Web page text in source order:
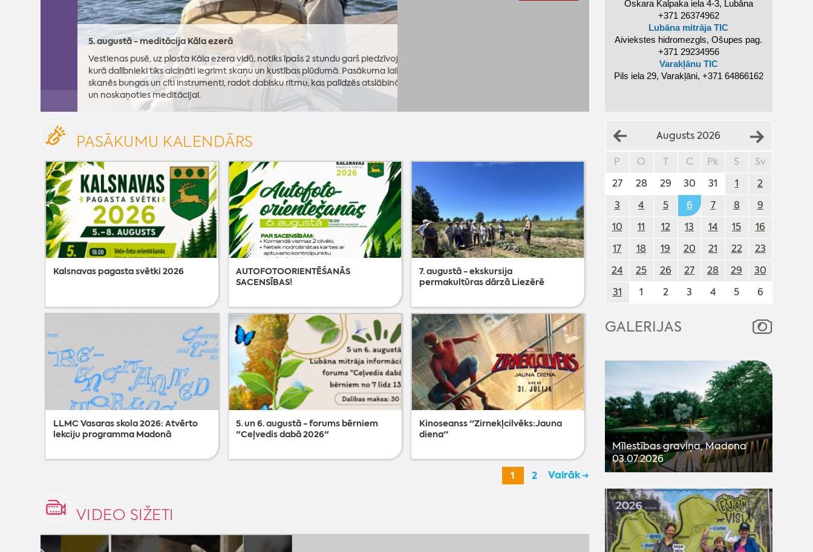
5. augustā - meditācija Kāla ezerā
Vestienas pusē, uz plosta Kāla ezera vidū, notiks īpašs 2 stundu garš piedzīvojums,
kurā dalībnieki tiks aicināti iegrimt skaņu un kustības plūdumā. Pasākuma laikā
skanēs bungas un citi instrumenti, radot dabisku ritmu, kas palīdzēs atslābināties
un noskaņoties meditācijai.
Oskara Kalpaka iela 4-3, Lubāna
+371 26374962
Lubāna mitrāja TIC
Aiviekstes hidromezgls, Ošupes pag.
+371 29234956
Varakļānu TIC
Pils iela 29, Varakļāni, +371 64866162
PASĀKUMU KALENDĀRS
Kalsnavas pagasta svētki 2026
LLMC Vasaras skola 2026: Atvērto
lekciju programma Madonā
AUTOFOTOORIENTĒŠANĀS
SACENSĪBAS!
5. un 6. augustā - forums bērniem
"Ceļvedis dabā 2026"
7. augustā - ekskursija
permakultūras dārzā Liezērē
Kinoseanss ''Zirnekļcilvēks:Jauna
diena''
Varakļānu pilsētas svētki 2026
Kinoseanss ''Odiseja''
1 2 Vairāk
VIDEO SIŽETI
Augusts 2026
P O T C Pk S
Sv
27
28 29 30 31 1
2
3
4 5 6 7 8
9
10
11 12 13 14 15
16
17
18 19 20 21 22
23
24
25 26 27 28 29
30
31
1 2 3 4 5 6
GALERIJAS
Mīlestības graviņa, Madona
03.07.2026